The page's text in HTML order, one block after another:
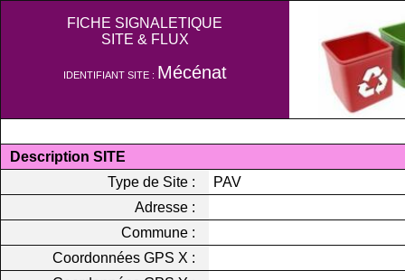
FICHE SIGNALETIQUE
SITE & FLUX
IDENTIFIANT SITE : Mécénat
Description SITE
Type de Site :
PAV
Adresse :
Commune :
Coordonnées GPS X :